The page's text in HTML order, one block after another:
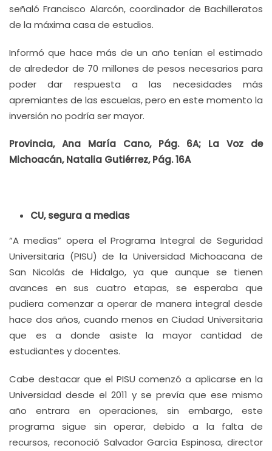
señaló Francisco Alarcón, coordinador de Bachilleratos
de la máxima casa de estudios.
Informó que hace más de un año tenían el estimado
de alrededor de 70 millones de pesos necesarios para
poder dar respuesta a las necesidades más
apremiantes de las escuelas, pero en este momento la
inversión no podría ser mayor.
Provincia, Ana María Cano, Pág. 6A; La Voz de
Michoacán, Natalia Gutiérrez, Pág. 16A
CU, segura a medias
“A medias” opera el Programa Integral de Seguridad
Universitaria (PISU) de la Universidad Michoacana de
San Nicolás de Hidalgo, ya que aunque se tienen
avances en sus cuatro etapas, se esperaba que
pudiera comenzar a operar de manera integral desde
hace dos años, cuando menos en Ciudad Universitaria
que es a donde asiste la mayor cantidad de
estudiantes y docentes.
Cabe destacar que el PISU comenzó a aplicarse en la
Universidad desde el 2011 y se prevía que ese mismo
año entrara en operaciones, sin embargo, este
programa sigue sin operar, debido a la falta de
recursos, reconoció Salvador García Espinosa, director